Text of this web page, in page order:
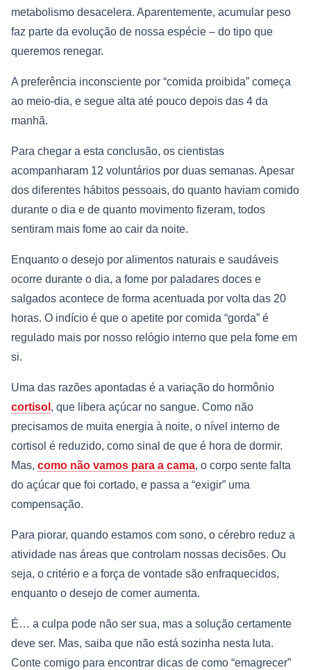
metabolismo desacelera. Aparentemente, acumular peso
faz parte da evolução de nossa espécie – do tipo que
queremos renegar.
A preferência inconsciente por “comida proibida” começa
ao meio-dia, e segue alta até pouco depois das 4 da
manhã.
Para chegar a esta conclusão, os cientistas
acompanharam 12 voluntários por duas semanas. Apesar
dos diferentes hábitos pessoais, do quanto haviam comido
durante o dia e de quanto movimento fizeram, todos
sentiram mais fome ao cair da noite.
Enquanto o desejo por alimentos naturais e saudáveis
ocorre durante o dia, a fome por paladares doces e
salgados acontece de forma acentuada por volta das 20
horas. O indício é que o apetite por comida “gorda” é
regulado mais por nosso relógio interno que pela fome em
si.
Uma das razões apontadas é a variação do hormônio
cortisol , que libera açúcar no sangue. Como não
precisamos de muita energia à noite, o nível interno de
cortisol é reduzido, como sinal de que é hora de dormir.
Mas, como não vamos para a cama, o corpo sente falta
do açúcar que foi cortado, e passa a “exigir” uma
compensação.
Para piorar, quando estamos com sono, o cérebro reduz a
atividade nas áreas que controlam nossas decisões. Ou
seja, o critério e a força de vontade são enfraquecidos,
enquanto o desejo de comer aumenta.
É… a culpa pode não ser sua, mas a solução certamente
deve ser. Mas, saiba que não está sozinha nesta luta.
Conte comigo para encontrar dicas de como “emagrecer”